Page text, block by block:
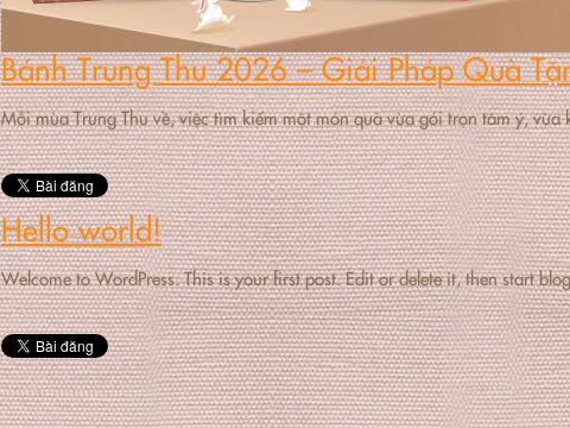
Bánh Trung Thu 2026 – Giải Pháp Quà
Mỗi mùa Trung Thu về, việc tìm kiếm một món quà vừa gói trọn tâm ý,
Hello world!
Welcome to WordPress. This is your first post. Edit or delete it, then start